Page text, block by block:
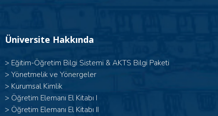
Üniversite Hakkında
> Eğitim-Öğretim Bilgi Sistemi & AKTS Bilgi Paketi
> Yönetmelik ve Yönergeler
> Kurumsal Kimlik
> Öğretim Elemanı El Kitabı I
> Öğretim Elemanı El Kitabı II